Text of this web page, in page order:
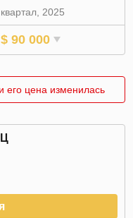
2025
$ 90 000
его цена изменилась